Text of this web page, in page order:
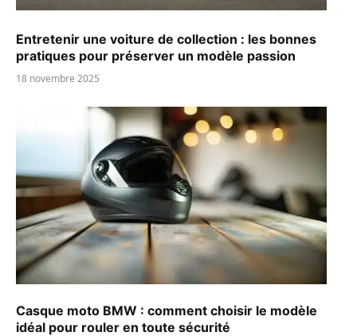
Entretenir une voiture de collection : les bonnes
pratiques pour préserver un modèle passion
18 novembre 2025
Casque moto BMW : comment choisir le modèle
idéal pour rouler en toute sécurité